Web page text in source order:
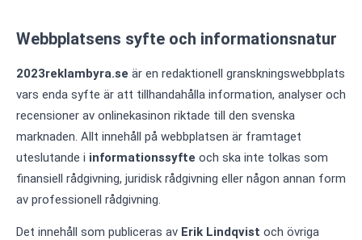
Webbplatsens syfte och informationsnatur
2023reklambyra.se är en redaktionell granskningswebbplats
vars enda syfte är att tillhandahålla information, analyser och
recensioner av onlinekasinon riktade till den svenska
marknaden. Allt innehåll på webbplatsen är framtaget
uteslutande i informationssyfte och ska inte tolkas som
finansiell rådgivning, juridisk rådgivning eller någon annan form
av professionell rådgivning.
Det innehåll som publiceras av Erik Lindqvist och övriga